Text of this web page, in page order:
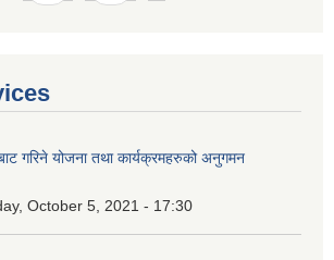
गरिने योजना तथा कार्यक्रमहरुको अनुगमन
October 5, 2021 - 17:30